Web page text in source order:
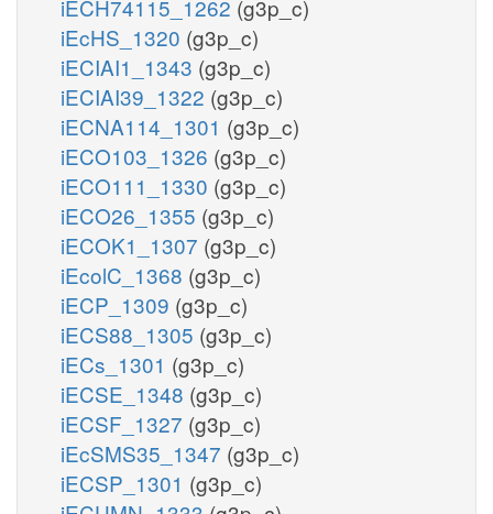
iECH74115_1262 (g3p_c)
iEcHS_1320 (g3p_c)
iECIAI1_1343 (g3p_c)
iECIAI39_1322 (g3p_c)
iECNA114_1301 (g3p_c)
iECO103_1326 (g3p_c)
iECO111_1330 (g3p_c)
iECO26_1355 (g3p_c)
iECOK1_1307 (g3p_c)
iEcolC_1368 (g3p_c)
iECP_1309 (g3p_c)
iECS88_1305 (g3p_c)
iECs_1301 (g3p_c)
iECSE_1348 (g3p_c)
iECSF_1327 (g3p_c)
iEcSMS35_1347 (g3p_c)
iECSP_1301 (g3p_c)